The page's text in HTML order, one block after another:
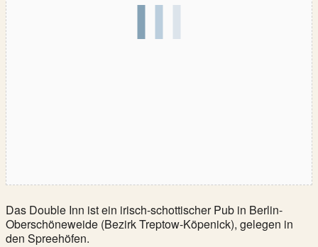
Das Double Inn ist ein irisch-schottischer Pub in Berlin-
Oberschöneweide (Bezirk Treptow-Köpenick), gelegen in
den Spreehöfen.